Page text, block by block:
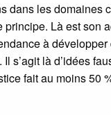
dans les domaines
Là est son
à
s’agit là d’idées
fait au moins 50